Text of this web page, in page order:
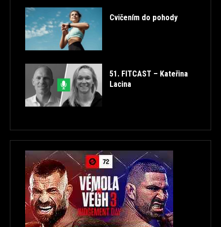
Cvičením do pohody
51. FITCAST – Kateřina
Lacina